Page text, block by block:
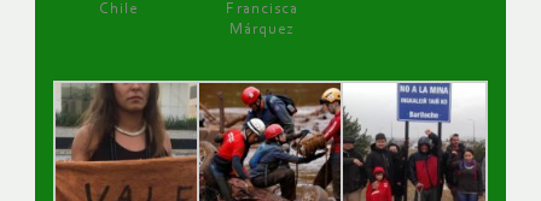
Chile
Francisca
Márquez